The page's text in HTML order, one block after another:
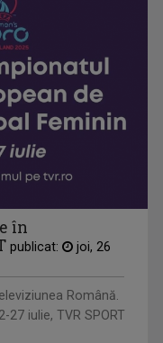
în
publicat:
joi, 26
Română.
iulie, TVR SPORT